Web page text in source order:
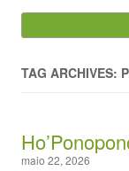
TAG ARCHIVES:
maio 22, 2026